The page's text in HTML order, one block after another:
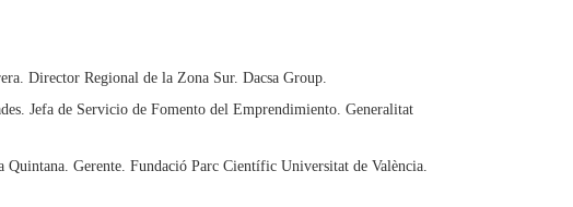
Director Regional de la Zona Sur. Dacsa Group.
Jefa de Servicio de Fomento del Emprendimiento. Generalitat
Quintana. Gerente. Fundació Parc Científic Universitat de València.